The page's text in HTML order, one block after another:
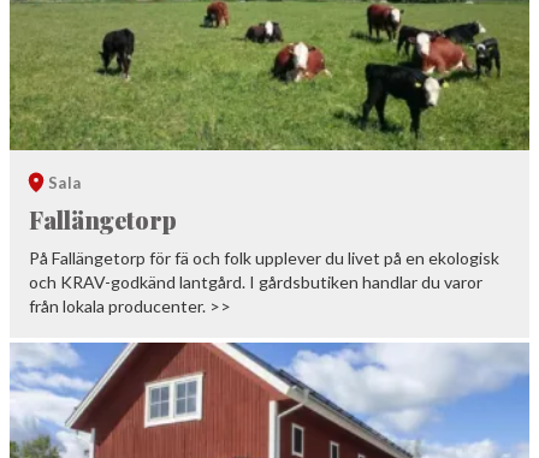
Sala
Fallängetorp
På Fallängetorp för fä och folk upplever du livet på en ekologisk
och KRAV-godkänd lantgård. I gårdsbutiken handlar du varor
från lokala producenter. >>